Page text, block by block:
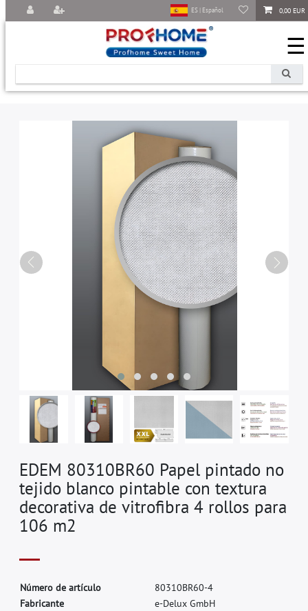
0,00 EUR
ES | Español
☰
EDEM 80310BR60 Papel pintado no
tejido blanco pintable con textura
decorativa de vitrofibra 4 rollos para
106 m2
Número de artículo 80310BR60-4
Fabricante e-Delux GmbH